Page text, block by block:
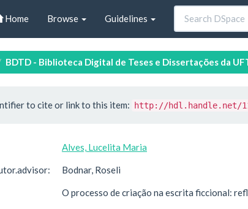
Home Browse Guidelines
BDTD - Biblioteca Digital de Teses e Dissertações da
to cite or link to this item: http://hdl.handle.net/
Alves, Lucelita Maria
Bodnar, Roseli
O processo de criação na escrita ficcional: